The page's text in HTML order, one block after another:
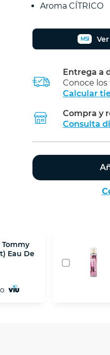
Aroma CÍTRICO
MSI
Entrega a
Conoce
Calcular
Compra y
Consulta
Eau De